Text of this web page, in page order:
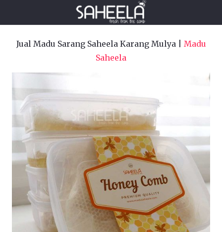
Jual Madu Sarang Saheela Karang Mulya | Madu
Saheela